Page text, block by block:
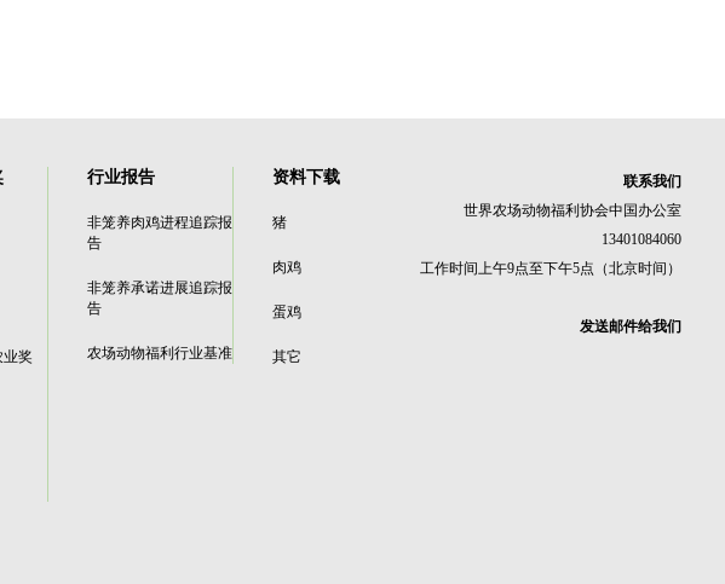
奖
行业报告
非笼养肉鸡进程追踪报
告
非笼养承诺进展追踪报
告
农场动物福利行业基准
资料下载
猪
肉鸡
蛋鸡
其它
联系我们
世界农场动物福利协会中国办公室
13401084060
工作时间上午9点至下午5点（北京时间）
发送邮件给我们